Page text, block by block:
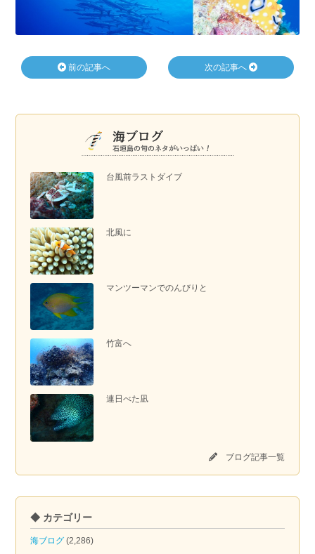
台風前ラストダイブ
北風に
マンツーマンでのんびりと
竹富へ
連日べた凪
ブログ記事一覧
◆ カテゴリー
海ブログ (2,286)
前の記事へ 次の記事へ